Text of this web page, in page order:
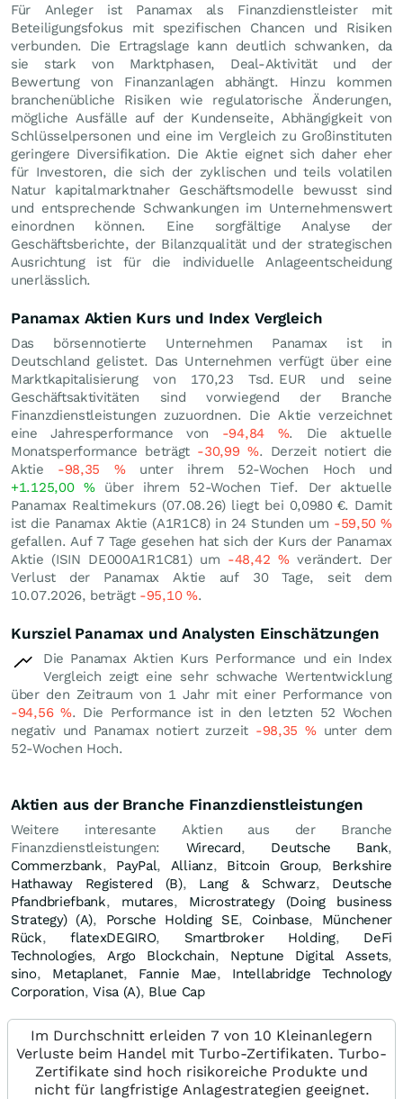
Für Anleger ist Panamax als Finanzdienstleister mit
Beteiligungsfokus mit spezifischen Chancen und Risiken
verbunden. Die Ertragslage kann deutlich schwanken, da
sie stark von Marktphasen, Deal-Aktivität und der
Bewertung von Finanzanlagen abhängt. Hinzu kommen
branchenübliche Risiken wie regulatorische Änderungen,
mögliche Ausfälle auf der Kundenseite, Abhängigkeit von
Schlüsselpersonen und eine im Vergleich zu Großinstituten
geringere Diversifikation. Die Aktie eignet sich daher eher
für Investoren, die sich der zyklischen und teils volatilen
Natur kapitalmarktnaher Geschäftsmodelle bewusst sind
und entsprechende Schwankungen im Unternehmenswert
einordnen können. Eine sorgfältige Analyse der
Geschäftsberichte, der Bilanzqualität und der strategischen
Ausrichtung ist für die individuelle Anlageentscheidung
unerlässlich.
Panamax Aktien Kurs und Index Vergleich
Das börsennotierte Unternehmen Panamax ist in
Deutschland gelistet. Das Unternehmen verfügt über eine
Marktkapitalisierung von 170,23 Tsd. EUR und seine
Geschäftsaktivitäten sind vorwiegend der Branche
Finanzdienstleistungen zuzuordnen. Die Aktie verzeichnet
eine Jahresperformance von -94,84 %. Die aktuelle
Monatsperformance beträgt -30,99 %. Derzeit notiert die
Aktie -98,35 %unter ihrem 52-Wochen Hoch und
+1.125,00%über ihrem 52-Wochen Tief. Der aktuelle
Panamax Realtimekurs (07.08.26) liegt bei 0,0980 €. Damit
ist die Panamax Aktie (A1R1C8) in 24 Stunden um -59,50%
gefallen. Auf 7 Tage gesehen hat sich der Kurs der Panamax
Aktie (ISIN DE000A1R1C81) um -48,42 %verändert. Der
Verlust der Panamax Aktie auf 30 Tage, seit dem
10.07.2026, beträgt -95,10 %.
Kursziel Panamax und Analysten Einschätzungen
Die Panamax Aktien Kurs Performance und ein Index
Vergleich zeigt eine sehr schwache Wertentwicklung
über den Zeitraum von 1 Jahr mit einer Performance von
-94,56 %. Die Performance ist in den letzten 52 Wochen
negativ und Panamax notiert zurzeit -98,35%unter dem
52-Wochen Hoch.
Aktien aus der Branche Finanzdienstleistungen
Weitere interesante Aktien aus der Branche
Finanzdienstleistungen: Wirecard, Deutsche Bank,
Commerzbank, PayPal, Allianz, Bitcoin Group, Berkshire
Hathaway Registered (B), Lang & Schwarz, Deutsche
Pfandbriefbank, mutares, Microstrategy (Doing business
Strategy) (A), Porsche Holding SE, Coinbase, Münchener
Rück,flatexDEGIRO, Smartbroker Holding, DeFi
Technologies,Argo Blockchain, Neptune Digital Assets,
sino, Metaplanet, Fannie Mae, Intellabridge Technology
Corporation,Visa (A), Blue Cap
Im Durchschnitt erleiden 7 von 10 Kleinanlegern
Verluste beim Handel mit Turbo-Zertifikaten. Turbo-
Zertifikate sind hoch risikoreiche Produkte und
nicht für langfristige Anlagestrategien geeignet.